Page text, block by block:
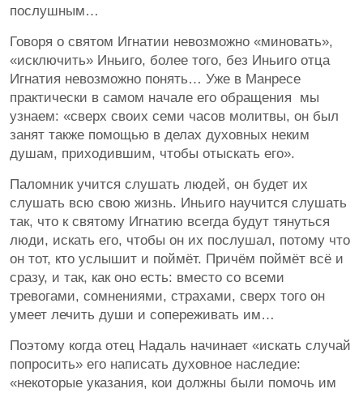
послушным…
Говоря о святом Игнатии невозможно «миновать»,
«исключить» Иньиго, более того, без Иньиго отца
Игнатия невозможно понять… Уже в Манресе
практически в самом начале его обращения мы
узнаем: «сверх своих семи часов молитвы, он был
занят также помощью в делах духовных неким
душам, приходившим, чтобы отыскать его».
Паломник учится слушать людей, он будет их
слушать всю свою жизнь. Иньиго научится слушать
так, что к святому Игнатию всегда будут тянуться
люди, искать его, чтобы он их послушал, потому что
он тот, кто услышит и поймёт. Причём поймёт всё и
сразу, и так, как оно есть: вместо со всеми
тревогами, сомнениями, страхами, сверх того он
умеет лечить души и сопереживать им…
Поэтому когда отец Надаль начинает «искать случай
попросить» его написать духовное наследие:
«некоторые указания, кои должны были помочь им